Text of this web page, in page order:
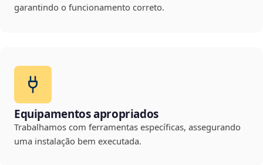
garantindo o funcionamento correto.
Equipamentos apropriados
Trabalhamos com ferramentas específicas, assegurando
uma instalação bem executada.